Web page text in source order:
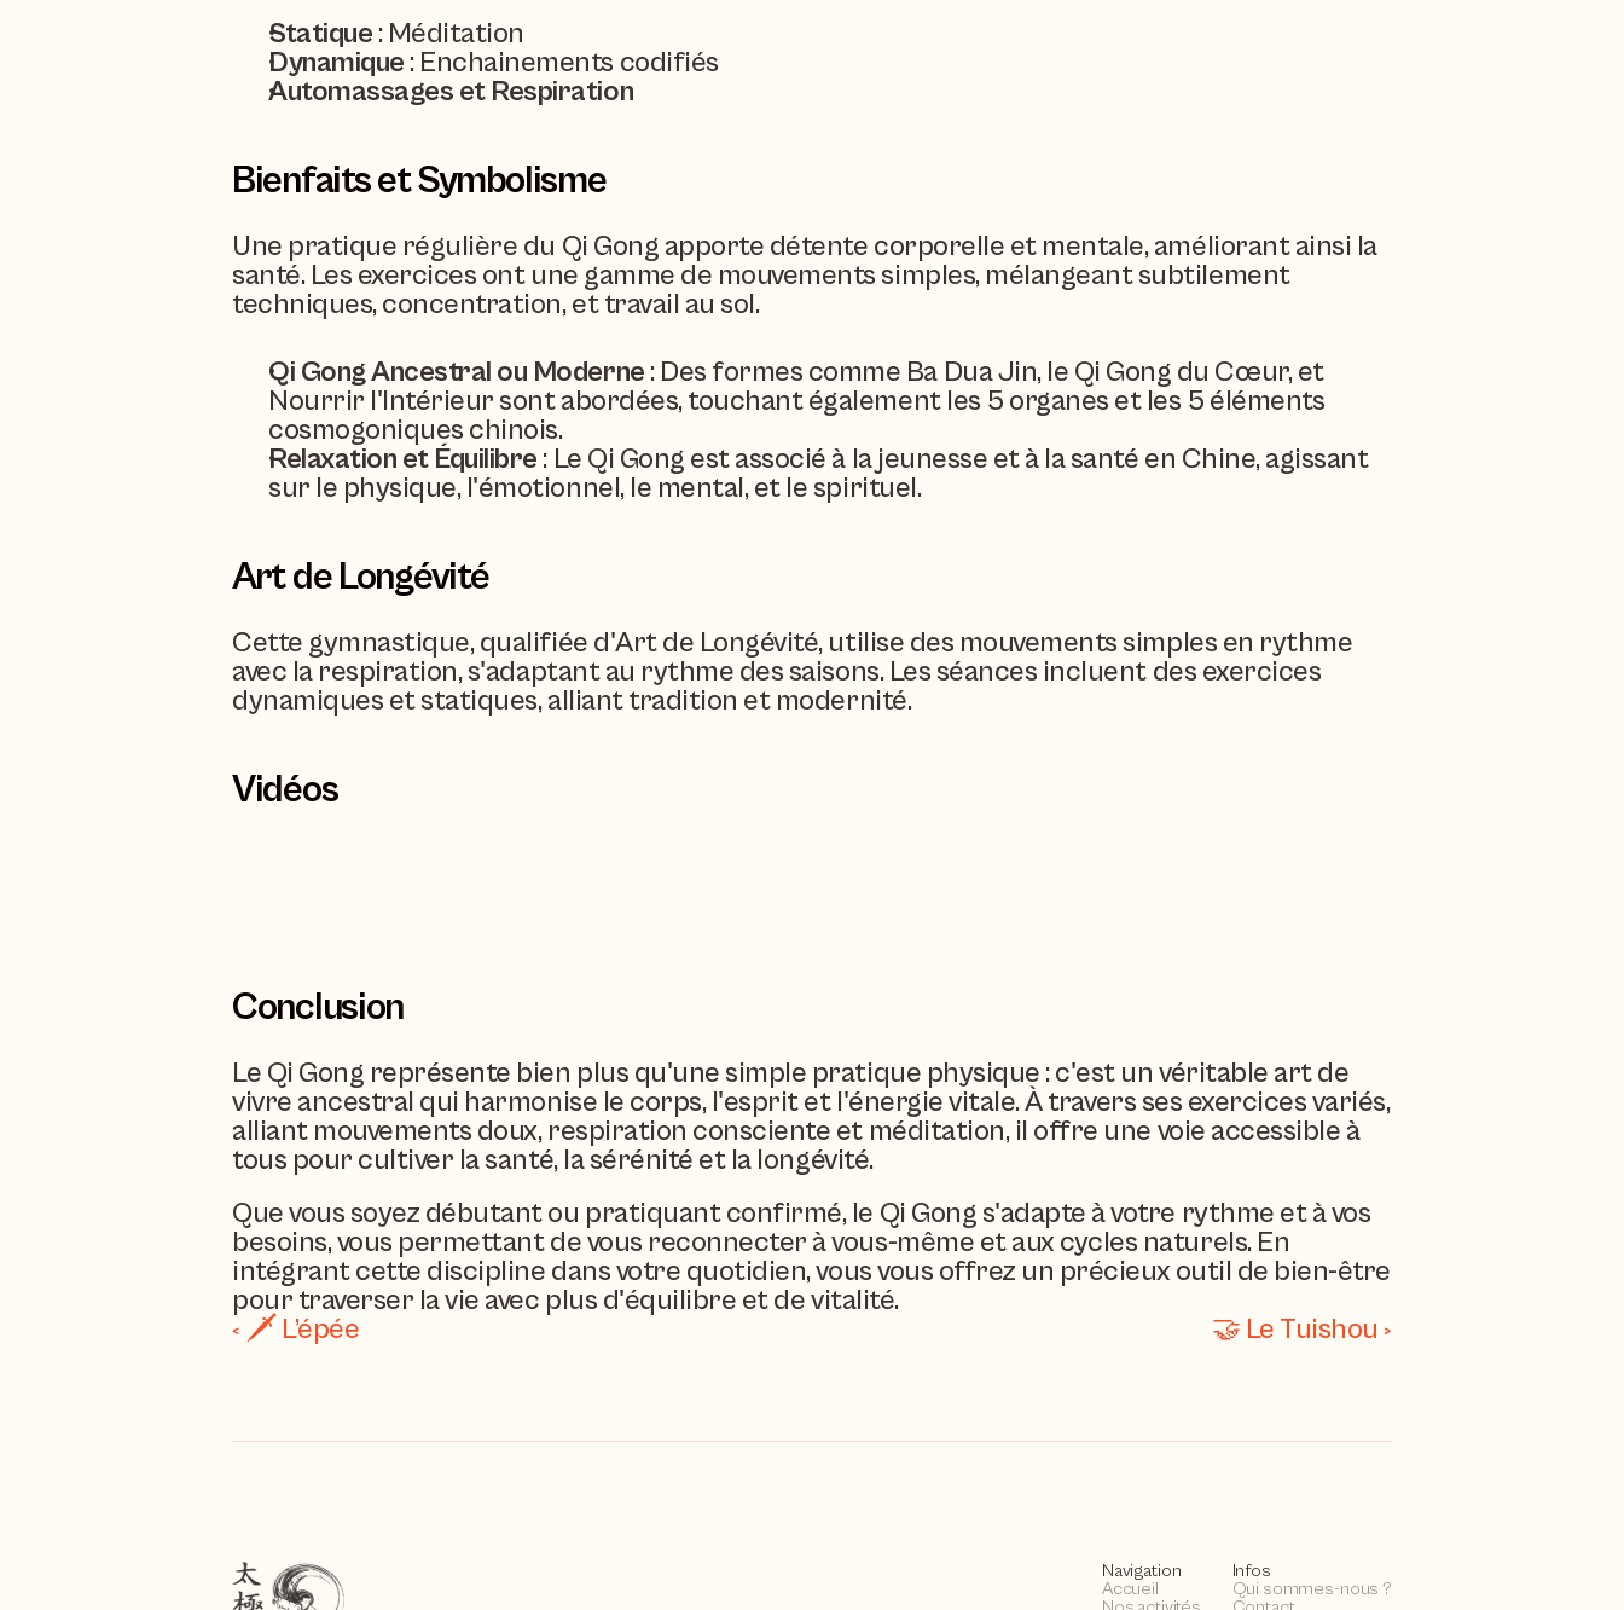
Statique : Méditation
Dynamique : Enchainements codifiés
Automassages et Respiration
Bienfaits et Symbolisme
Une pratique régulière du Qi Gong apporte détente corporelle et mentale, améliorant ainsi la
santé. Les exercices ont une gamme de mouvements simples, mélangeant subtilement
techniques, concentration, et travail au sol.
Qi Gong Ancestral ou Moderne : Des formes comme Ba Dua Jin, le Qi Gong du Cœur, et
Nourrir l'Intérieur sont abordées, touchant également les 5 organes et les 5 éléments
cosmogoniques chinois.
Relaxation et Équilibre : Le Qi Gong est associé à la jeunesse et à la santé en Chine, agissant
sur le physique, l'émotionnel, le mental, et le spirituel.
Art de Longévité
Cette gymnastique, qualifiée d'Art de Longévité, utilise des mouvements simples en rythme
avec la respiration, s'adaptant au rythme des saisons. Les séances incluent des exercices
dynamiques et statiques, alliant tradition et modernité.
Vidéos
Conclusion
Le Qi Gong représente bien plus qu'une simple pratique physique : c'est un véritable art de
vivre ancestral qui harmonise le corps, l'esprit et l'énergie vitale. À travers ses exercices variés,
alliant mouvements doux, respiration consciente et méditation, il offre une voie accessible à
tous pour cultiver la santé, la sérénité et la longévité.
Que vous soyez débutant ou pratiquant confirmé, le Qi Gong s'adapte à votre rythme et à vos
besoins, vous permettant de vous reconnecter à vous-même et aux cycles naturels. En
intégrant cette discipline dans votre quotidien, vous vous offrez un précieux outil de bien-être
pour traverser la vie avec plus d'équilibre et de vitalité.
‹ 🗡️ L’épée
🤝 Le Tuishou ›
Navigation
Accueil
Infos
Qui sommes-nous ?